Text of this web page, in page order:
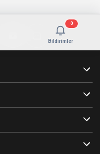
Bildirimler
0